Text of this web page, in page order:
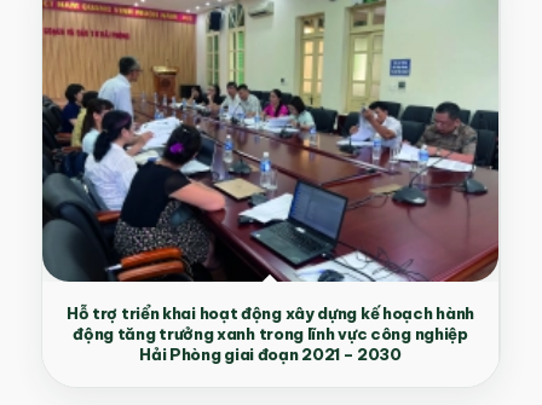
Hỗ trợ triển khai hoạt động xây dựng kế hoạch hành
động tăng trưởng xanh trong lĩnh vực công nghiệp
Hải Phòng giai đoạn 2021 – 2030